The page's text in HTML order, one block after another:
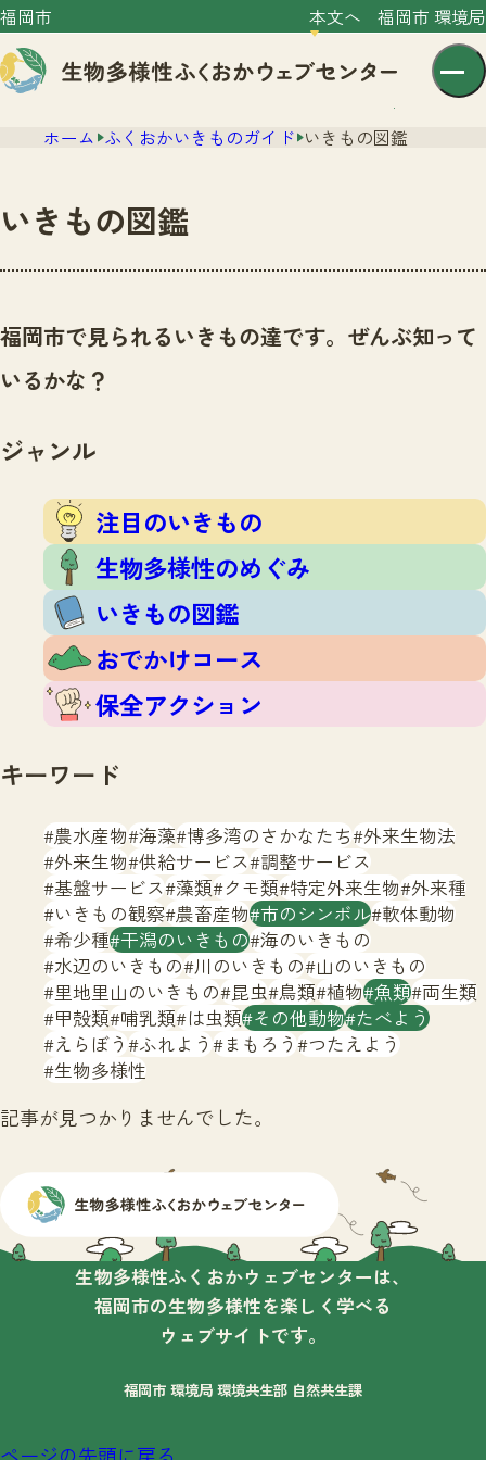
福岡市 本文へ 福岡市 環境局
文字サイズ 小 中 大
センター紹介
センター紹介TOP
サイトポリシー
ニュース
いきものガイド
注目のいきもの
生物多様性のめぐみ
いきもの図鑑
おでかけコース
保全アクション
イベント
いきもの調査隊
調査レポート
調査レポートTOP
調査結果
ふくおかいきものマップ
マッチング
マッチングTOP
掲載申し込みフォーム
お問合せ
生物多様性ふくおかウェブセンターとは
サイトマップ
ホーム ふくおかいきものガイド いきもの図鑑
いきもの図鑑
福岡市で見られるいきもの達です。ぜんぶ知って
いるかな？
ジャンル
注目のいきもの
生物多様性のめぐみ
いきもの図鑑
おでかけコース
保全アクション
キーワード
農水産物 海藻 博多湾のさかなたち 外来生物法
外来生物 供給サービス 調整サービス
基盤サービス 藻類 クモ類 特定外来生物 外来種
いきもの観察 農畜産物 市のシンボル 軟体動物
希少種 干潟のいきもの 海のいきもの
水辺のいきもの 川のいきもの 山のいきもの
里地里山のいきもの 昆虫 鳥類 植物 魚類 両生類
甲殻類 哺乳類 は虫類 その他動物 たべよう
えらぼう ふれよう まもろう つたえよう
生物多様性
記事が見つかりませんでした。
生物多様性ふくおかウェブセンターは、
福岡市の生物多様性を楽しく学べる
ウェブサイトです。
福岡市 環境局 環境共生部 自然共生課